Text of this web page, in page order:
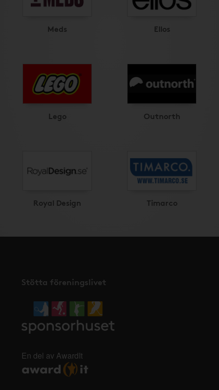
Meds Ellos
Lego Outnorth
Royal Design Timarco
Stötta föreningslivet
En del av AwardIt